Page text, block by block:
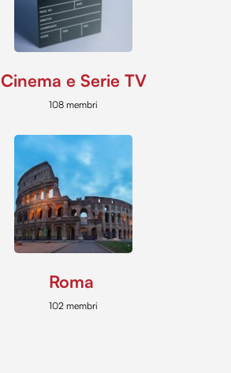
Cinema e Serie TV
108 membri
Roma
102 membri